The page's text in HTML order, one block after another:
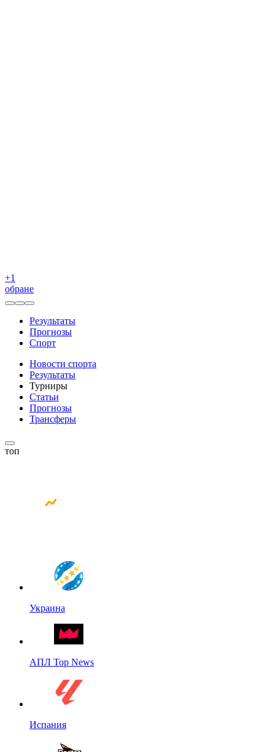
+1
обране
Результаты
Прогнозы
Спорт
Новости спорта
Результаты
Турниры
Статьи
Прогнозы
Трансферы
топ
Украина
АПЛ Top News
Испания